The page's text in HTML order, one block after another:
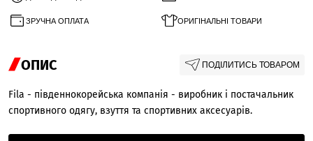
ЗРУЧНА ОПЛАТА ОРИГІНАЛЬНІ ТОВАРИ
ОПИС ПОДІЛИТИСЬ ТОВАРОМ
Fila - південнокорейська компанія - виробник і постачальник
спортивного одягу, взуття та спортивних аксесуарів.